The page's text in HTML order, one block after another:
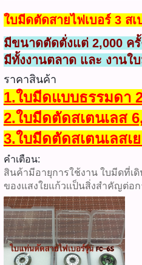
ใบมีดตัดสายไฟเบอร์ 3 ส
มีขนาดตัดตั่งแต่ 2,000 ค
มีทั้งงานตลาด และ งานใ
ราคาสินค้า
1.ใบมีดแบบธรรมดา
2.ใบมีดตัดสเตนเลส
3.ใบมีดตัดสเตนเลสเ
คำเตือน:
สินค้ามีอายุการใช้งาน ใบมีดที่เ
ของแสงใยแก้วเเป็นสิ่งสำคัญต่อ